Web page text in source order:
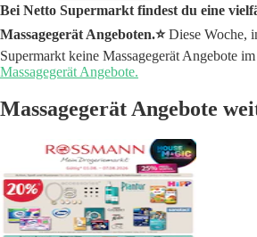
Bei Netto Supermarkt findest du eine
Massagegerät Angeboten.⭐️Diese Woche,
Supermarkt keine Massagegerät Angebote
Massagegerät Angebote.
Massagegerät Angebote